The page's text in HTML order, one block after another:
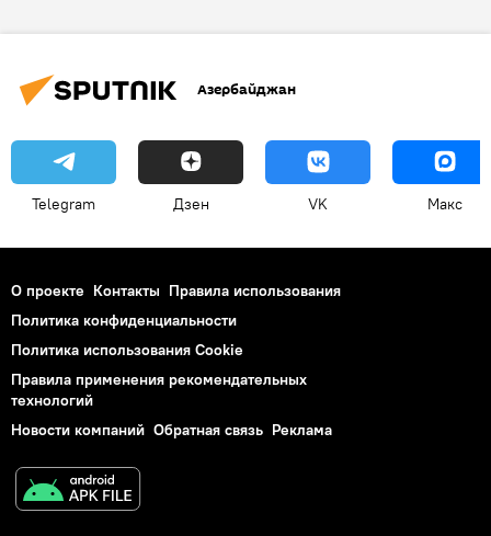
Азербайджан
Telegram Дзен VK Макс
О проекте Контакты Правила использования
Политика конфиденциальности
Политика использования Cookie
Правила применения рекомендательных
технологий
Новости компаний Обратная связь Реклама